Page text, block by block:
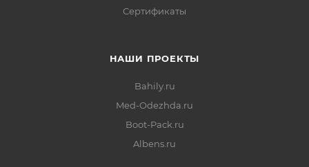
Сертификаты
НАШИ ПРОЕКТЫ
Bahily.ru
Med-Odezhda.ru
Boot-Pack.ru
Albens.ru